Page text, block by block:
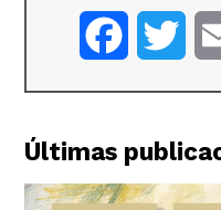
Facebook
Últimas